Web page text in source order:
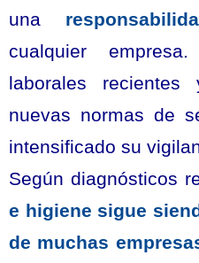
una
cualquier
laborales
nuevas normas de
intensificado su
Según diagnósticos
e higiene sigue
de muchas